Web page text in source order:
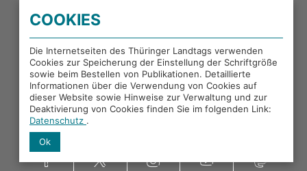
PORTALE DES THÜRINGER LANDTAGS
EXTERNE LINKS
Facebook
COOKIES
Die Internetseiten des Thüringer Landtags verwenden
Cookies zur Speicherung der Einstellung der Schriftgröße
sowie beim Bestellen von Publikationen. Detaillierte
Informationen über die Verwendung von Cookies auf
dieser Website sowie Hinweise zur Verwaltung und zur
Deaktivierung von Cookies finden Sie im folgenden Link:
Datenschutz .
Ok